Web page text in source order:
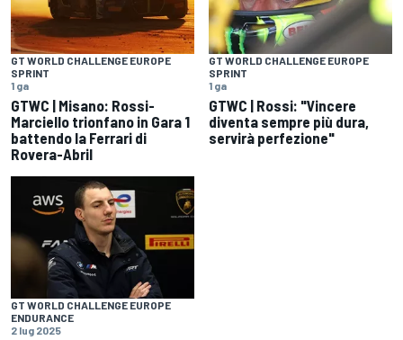
GT WORLD CHALLENGE EUROPE
SPRINT
1 ga
GTWC | Misano: Rossi-
Marciello trionfano in Gara 1
battendo la Ferrari di
Rovera-Abril
GT WORLD CHALLENGE EUROPE
SPRINT
1 ga
GTWC | Rossi: "Vincere
diventa sempre più dura,
servirà perfezione"
GT WORLD CHALLENGE EUROPE
ENDURANCE
2 lug 2025